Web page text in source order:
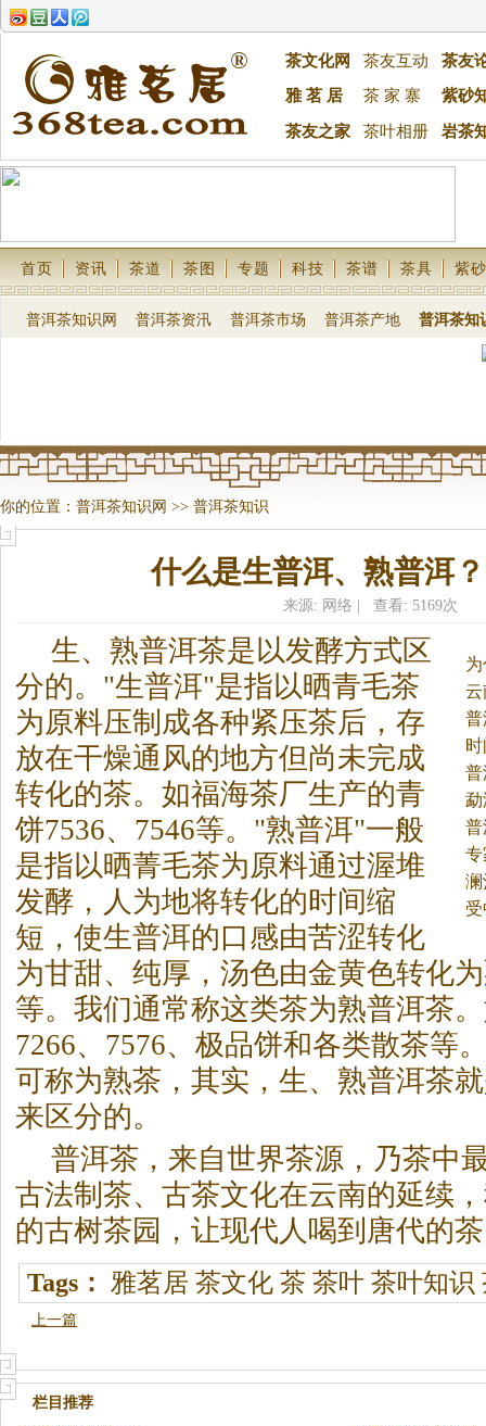
茶文化网 茶友互动
茶友
雅 茗 居
茶 家 寨 紫砂
茶友之家 茶叶相册 岩茶
首页 资讯 茶道 茶图 专题 科技 茶谱 茶具 紫砂
普洱茶知识网 普洱茶资汛 普洱茶市场 普洱茶产地 普洱茶知
你的位置： 普洱茶知识网 >> 普洱茶知识
什么是生普洱、熟普洱？
来源: 网络 | 查看: 5169次
发
云
投
生、熟普洱茶是以发酵方式区
分的。 "生普洱"是指以晒青毛茶
为原料压制成各种紧压茶后，存
放在干燥通风的地方但尚未完成
转化的茶。如福海茶厂生产的青
饼7536、7546等。"熟普洱"一般
是指以晒菁毛茶为原料通过渥堆
发酵，人为地将转化的时间缩
短，使生普洱的口感由苦涩转化
为甘甜、纯厚，汤色由金黄色转化
等。我们通常称这类茶为熟普洱茶
7266、7576、极品饼和各类散茶等
可称为熟茶，其实，生、熟普洱茶
来区分的。
普洱茶 ，来自世界茶源，乃茶中
古法制茶、古茶文化在云南的延续
的古树茶园，让现代人喝到唐代的茶
Tags： 雅茗居 茶文化 茶 茶叶 茶叶知识
上一篇
栏目推荐